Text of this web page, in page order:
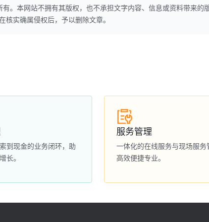
。本网站不拥有其版权，也不承担文字内容、信息或资料带来的
核实确属侵权后，予以删除文章。
到现金的业务闭环，助
长。
服务管理
一体化的在线服务与现场服务
高效便捷专业。